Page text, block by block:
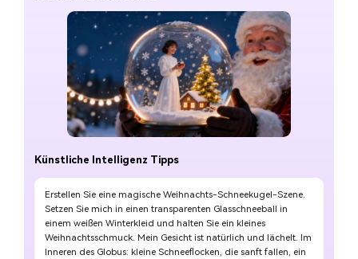
Künstliche Intelligenz Tipps
Erstellen Sie eine magische Weihnachts-Schneekugel-Szene.
Setzen Sie mich in einen transparenten Glasschneeball in
einem weißen Winterkleid und halten Sie ein kleines
Weihnachtsschmuck. Mein Gesicht ist natürlich und lächelt. Im
Inneren des Globus: kleine Schneeflocken, die sanft fallen, ein